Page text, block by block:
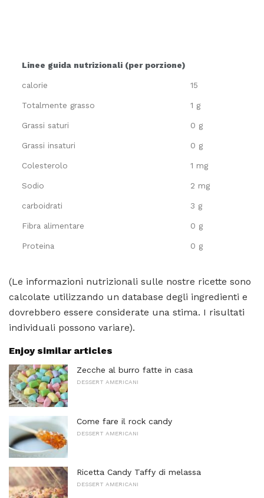
Linee guida nutrizionali (per porzione)
calorie 15
Totalmente grasso 1 g
Grassi saturi 0 g
Grassi insaturi 0 g
Colesterolo 1 mg
Sodio 2 mg
carboidrati 3 g
Fibra alimentare 0 g
Proteina 0 g
(Le informazioni nutrizionali sulle nostre ricette sono
calcolate utilizzando un database degli ingredienti e
dovrebbero essere considerate una stima. I risultati
individuali possono variare).
Enjoy similar articles
Zecche al burro fatte in casa
DESSERT AMERICANI
Come fare il rock candy
DESSERT AMERICANI
Ricetta Candy Taffy di melassa
DESSERT AMERICANI